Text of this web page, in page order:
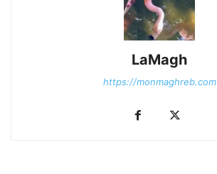
LaMagh
https://monmaghreb.com